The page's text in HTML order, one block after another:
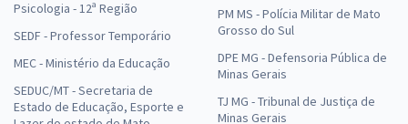
Psicologia - 12ª Região
SEDF - Professor Temporário
MEC - Ministério da Educação
SEDUC/MT - Secretaria de
Estado de Educação, Esporte e
PM MS - Polícia Militar de Mato
Grosso do Sul
DPE MG - Defensoria Pública de
Minas Gerais
TJ MG - Tribunal de Justiça de
Minas Gerais